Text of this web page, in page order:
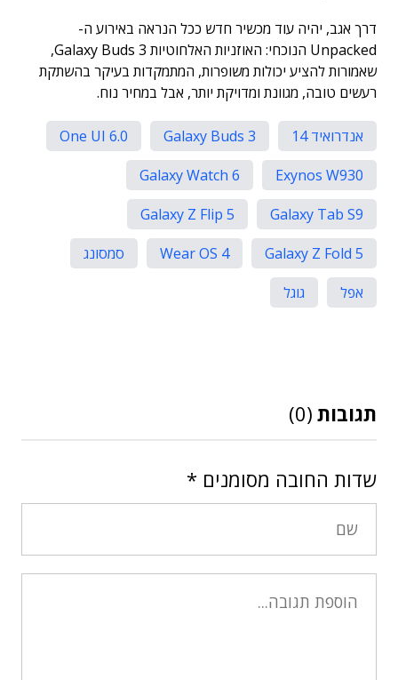
דרך אגב, יהיה עוד מכשיר חדש ככל הנראה באירוע ה-
Unpacked הנוכחי: האוזניות האלחוטיות Galaxy Buds 3,
שאמורות להציע יכולות משופרות, המתמקדות בעיקר בהשתקת
רעשים טובה, מגוונת ומדויקת יותר, אבל במחיר נוח.
אנדרואיד 14 Galaxy Buds 3
One UI 6.0
Exynos W930
Galaxy Watch 6
Galaxy Tab S9
Galaxy Z Flip 5
Galaxy Z Fold 5
Wear OS 4
סמסונג
אפל
גוגל
תגובות (0)
שדות החובה מסומנים *